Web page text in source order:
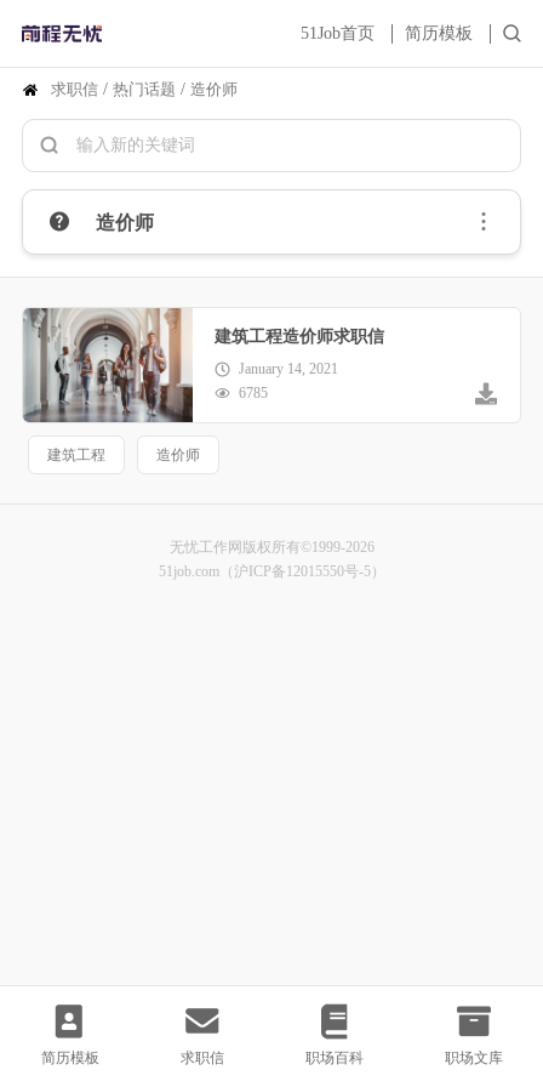
51Job首页 简历模板
简历模板 求职信 职场百科 职场文库
求职信 / 热门话题 / 造价师
造价师
建筑工程造价师求职信
January 14, 2021
6785
建筑工程 造价师
无忧工作网版权所有©1999-2026
51job.com（沪ICP备12015550号-5）